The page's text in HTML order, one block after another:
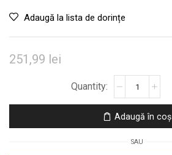
Adaugă la lista de dorințe
251,99 lei
pentru
pisici
Adaugă în coș
SAU